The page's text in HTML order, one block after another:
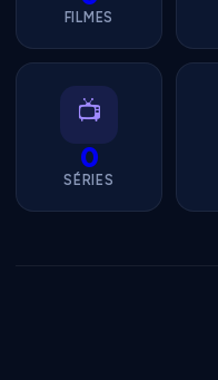
FILMES
📺
0
SÉRIES